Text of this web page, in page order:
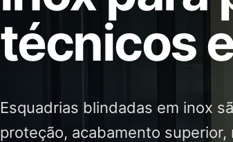
técnicos
Esquadrias blindadas em inox
proteção, acabamento